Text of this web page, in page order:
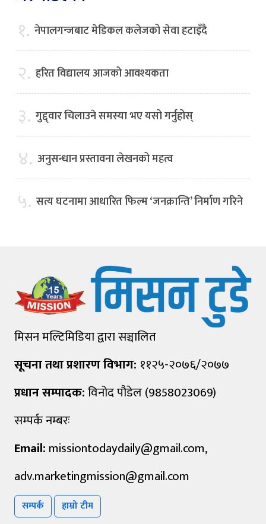
१. नेपालगन्जबाट मेडिकल कलेजको सेवा हटाइँदै
२. हरित विद्यालय आजको आवश्यकता
३. गुद्द्वार चिलाउने समस्या भए यसो गर्नुहोस्
४. अनुसन्धान प्रस्तावना लेखनको महत्व
५. सत्य घटनामा आधारित फिल्म ‘जनक्रान्ति’ निर्माण गरिने
मिसन मल्टिमिडिया द्वारा सञ्चालित
सूचना तथा प्रशारण विभाग: ११२५-२०७६/२०७७
प्रधान सम्पादक:विनोद पौडेल (9858023069)
सम्पर्क नम्बरः
Email: missiontodaydaily@gmail.com,
adv.marketingmission@gmail.com
सम्पर्क हाम्रो टीम